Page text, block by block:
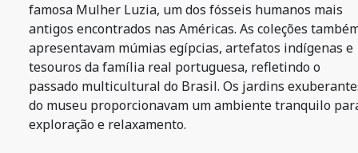
famosa Mulher Luzia, um dos fósseis humanos mais
antigos encontrados nas Américas. As coleções
apresentavam múmias egípcias, artefatos indígenas e
tesouros da família real portuguesa, refletindo o
passado multicultural do Brasil. Os jardins
do museu proporcionavam um ambiente tranquilo
exploração e relaxamento.